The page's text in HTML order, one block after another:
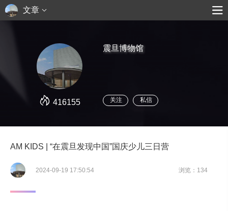
文章
416155
震旦博物馆
关注 私信
AM KIDS | “在震旦发现中国”国庆少儿三日营
2024-09-19 17:50:54 浏览：134